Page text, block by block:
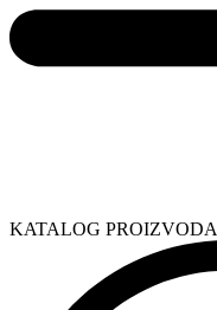
KATALOG PROIZVODA